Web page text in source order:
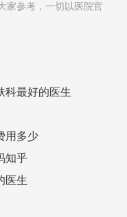
家参考，一切以医院官
科最好的医生
用多少
知乎
医生